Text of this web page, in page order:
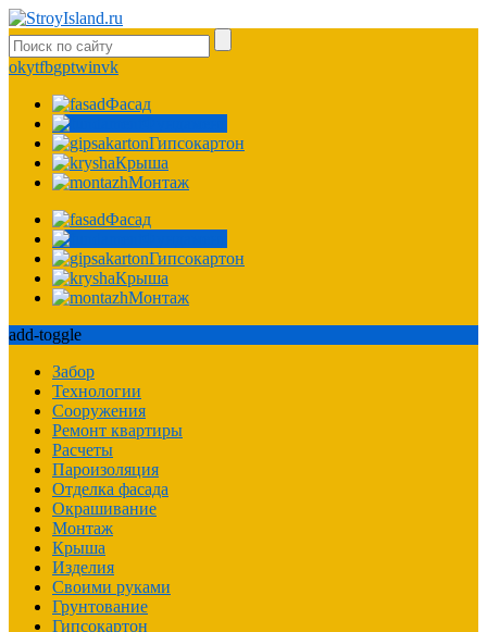
okytfbgptwinvk
Фасад
Гипсокартон
Крыша
Монтаж
Фасад
Гипсокартон
Крыша
Монтаж
add-toggle
Забор
Технологии
Сооружения
Ремонт квартиры
Расчеты
Пароизоляция
Отделка фасада
Окрашивание
Монтаж
Крыша
Изделия
Своими руками
Грунтование
Гипсокартон